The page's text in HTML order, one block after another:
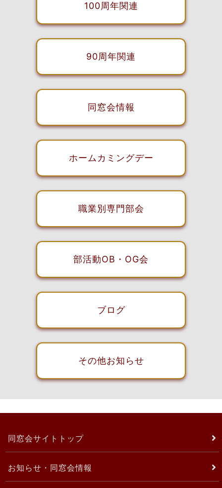
100周年関連
90周年関連
同窓会情報
ホームカミングデー
職業別専門部会
部活動OB・OG会
ブログ
その他お知らせ
同窓会サイトトップ
お知らせ・同窓会情報